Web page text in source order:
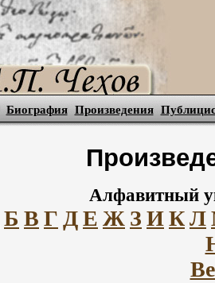
Биография Произведения
Алфавитный
Б В Г ДЕ Ж З ИКЛ